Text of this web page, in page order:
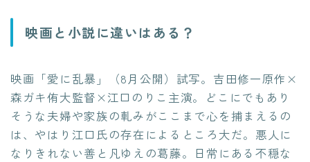
映画と小説に違いはある？
映画「愛に乱暴」（8月公開）試写。吉田修一原作×
森ガキ侑大監督×江口のりこ主演。どこにでもあり
そうな夫婦や家族の軋みがここまで心を捕まえるの
は、やはり江口氏の存在によるところ大だ。悪人に
なりきれない善と凡ゆえの葛藤。日常にある不穏な